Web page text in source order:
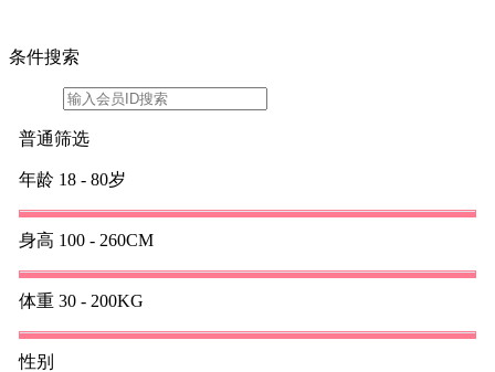
条件搜索
普通筛选
年龄 18 - 80岁
身高 100 - 260CM
体重 30 - 200KG
性别